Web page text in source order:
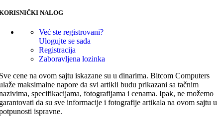
NALOG
Već ste registrovani?
Ulogujte se sada
Registracija
Zaboravljena lozinka
cene na ovom sajtu iskazane su u dinarima. Bitcom Computers
maksimalne napore da svi artikli budu prikazani sa tačnim
specifikacijama, fotografijama i cenama. Ipak, ne možemo
da su sve informacije i fotografije artikala na ovom sajtu u
ispravne.